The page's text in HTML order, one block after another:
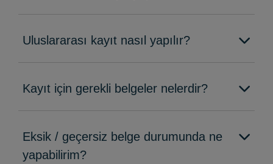
Uluslararası kayıt nasıl yapılır?
Kayıt için gerekli belgeler nelerdir?
Eksik / geçersiz belge durumunda ne
yapabilirim?